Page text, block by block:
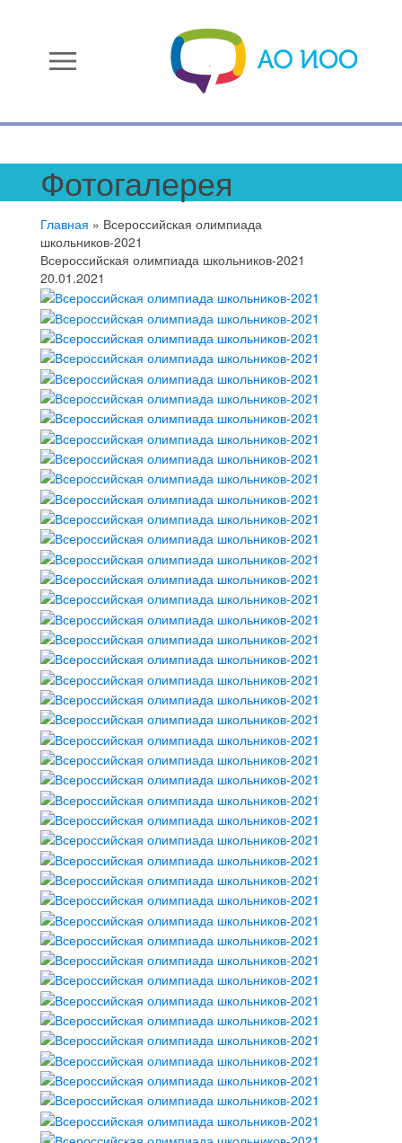
menu
Фотогалерея
Главная » Всероссийская олимпиада
школьников-2021
Всероссийская олимпиада школьников-2021
20.01.2021